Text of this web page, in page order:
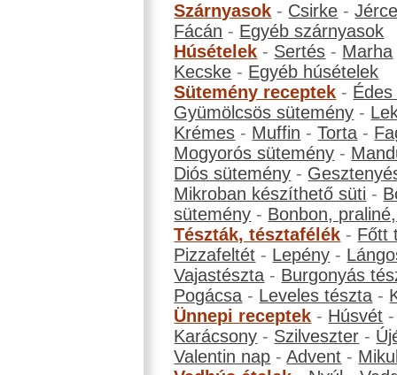
Szárnyasok - Csirke -
Fácán - Egyéb szárnyasok
Húsételek - Sertés - Marha
Kecske - Egyéb húsételek
Sütemény receptek -
Gyümölcsös sütemény -
Krémes - Muffin -Torta -
Mogyorós sütemény -
Diós sütemény -
Mikroban készíthető süti -
sütemény - Bonbon,
Tészták, tésztafélék - Főtt
Pizzafeltét - Lepény -
Vajastészta - Burgonyás
Pogácsa - Leveles tészta -
Ünnepi receptek - Húsvét
Karácsony - Szilveszter -
Valentin nap -Advent -